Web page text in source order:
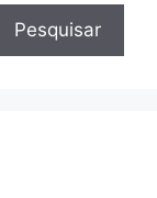
Pesquisar